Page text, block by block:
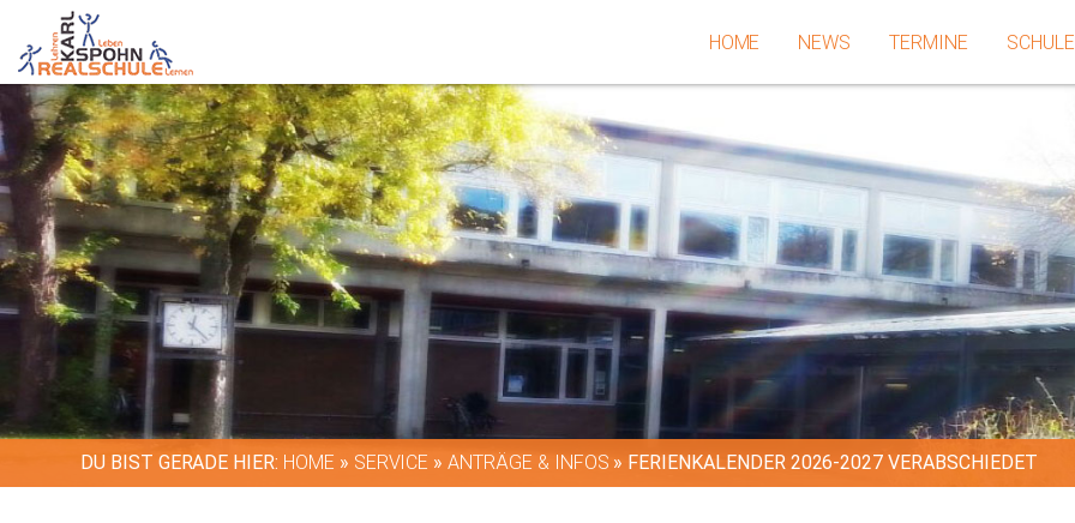
HOME NEWS TERMINE SCHULE
DU BIST GERADE HIER: HOME » SERVICE »ANTRÄGE & INFOS » FERIENKALENDER 2026-2027 VERABSCHIEDET